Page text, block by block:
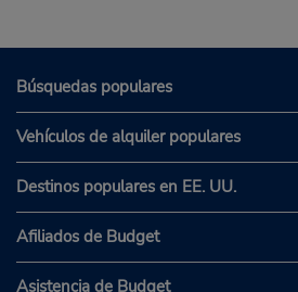
Búsquedas populares
Vehículos de alquiler populares
Destinos populares en EE. UU.
Afiliados de Budget
Asistencia de Budget